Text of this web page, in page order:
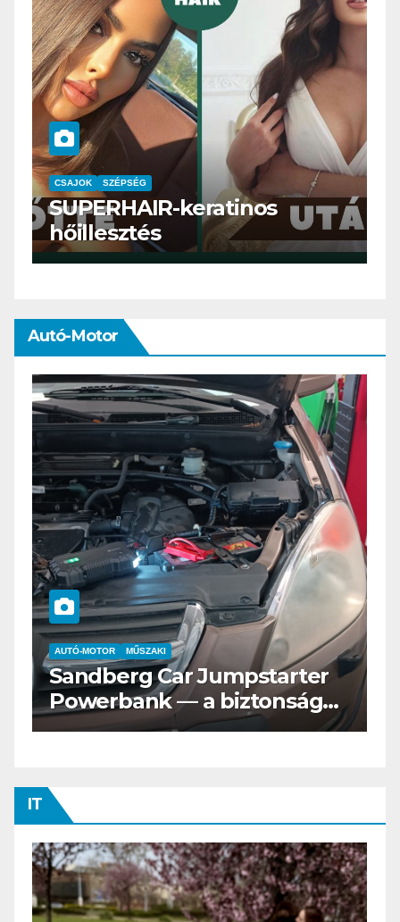
CSAJOK SMINK SZÉPSÉG
Szemöldök laminálás-az
meg mi?
Autó-Motor
AUTÓ-MOTOR ELEKTROMOS
Az új Nissan LEAF csak a
Tesztvilágra vár!
IT